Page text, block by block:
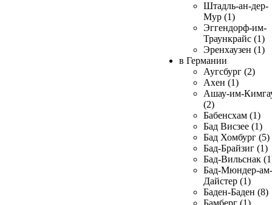
Штадль-ан-дер-
Мур (1)
Эггендорф-им-
Траункрайс (1)
Эренхаузен (1)
в Германии
Аугсбург (2)
Ахен (1)
Ашау-им-
(2)
Бабенсхам (1)
Бад Висзее (1)
Бад Хомбург (5)
Бад-Брайзиг (1)
Бад-Вильснак
Бад-Мюндер-ам-
Дайстер (1)
Баден-Баден (8)
Бамберг (1)